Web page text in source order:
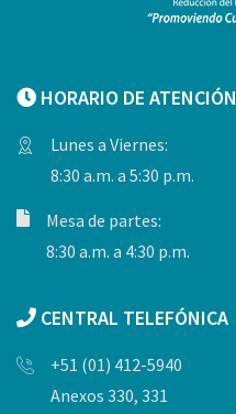
HORARIO DE ATENCIÓN
Lunes a Viernes:
8:30 a.m. a 5:30 p.m.
Mesa de partes:
8:30 a.m. a 4:30 p.m.
CENTRAL TELEFÓNICA
+51 (01) 412-5940
Anexos 330, 331